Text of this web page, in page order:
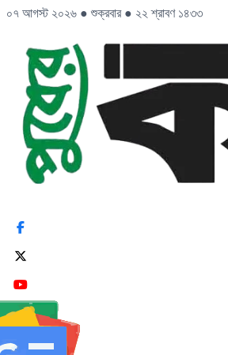
০৭ আগস্ট ২০২৬ ● শুক্রবার ● ২২ শ্রাবণ ১৪৩৩